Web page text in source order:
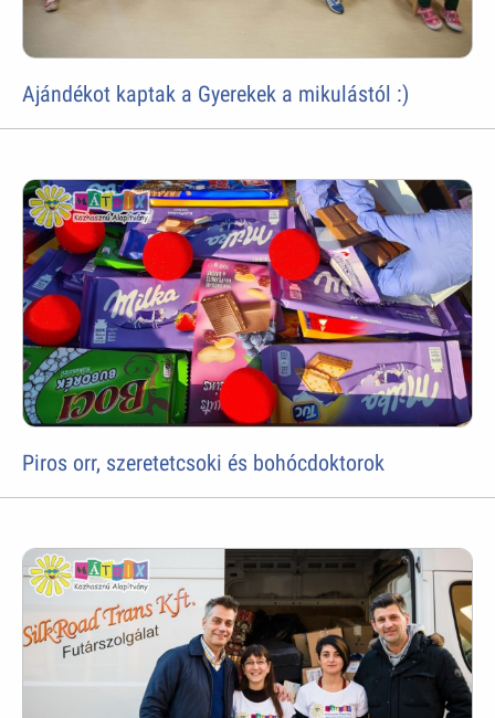
Ajándékot kaptak a Gyerekek a mikulástól :)
Piros orr, szeretetcsoki és bohócdoktorok